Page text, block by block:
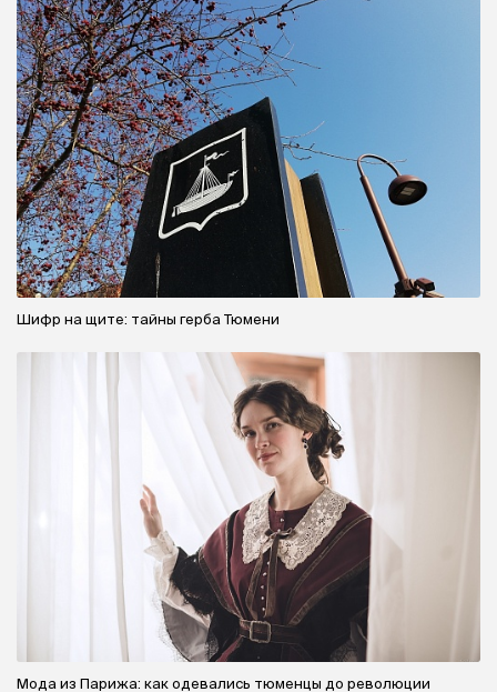
Шифр на щите: тайны герба Тюмени
Мода из Парижа: как одевались тюменцы до революции